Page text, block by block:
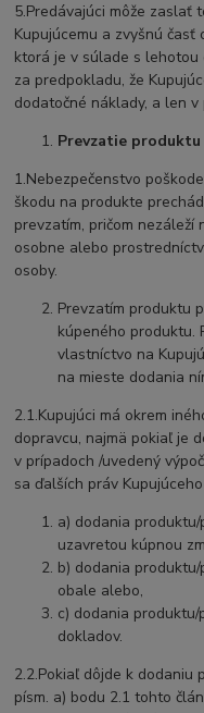
5.Predávajúci môže zaslať
Kupujúcemu a zvyšnú
ktorá je v súlade s lehotou
za predpokladu, že
dodatočné náklady, a len
Prevzatie produktu
1.Nebezpečenstvo
škodu na produkte
prevzatím, pričom nezáleží
osobne alebo
osoby.
Prevzatím produktu
kúpeného produktu.
vlastníctvo na
na mieste dodania
2.1.Kupujúci má okrem
dopravcu, najmä pokiaľ je
v prípadoch /uvedený
sa ďalších práv
a) dodania
uzavretou kúpnou
b) dodania
obale alebo,
c) dodania
dokladov.
2.2.Pokiaľ dôjde k dodaniu
písm. a) bodu 2.1 tohto